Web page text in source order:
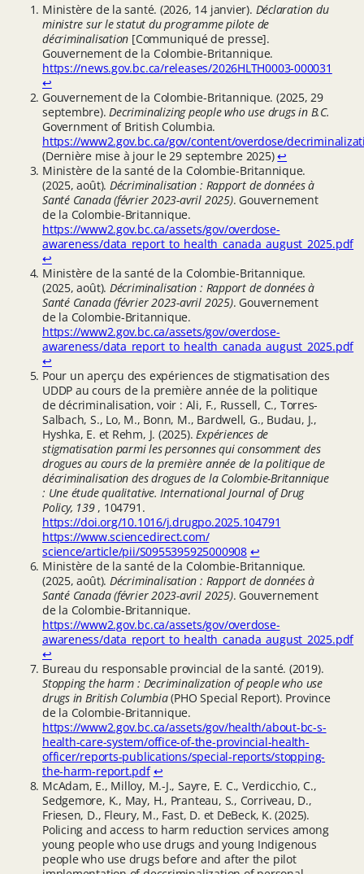
Ministère de la santé. (2026, 14 janvier). Déclaration du
ministre sur le statut du programme pilote de
décriminalisation [Communiqué de presse].
Gouvernement de la Colombie-Britannique.
https://news.gov.bc.ca/releases/2026HLTH0003-000031
↩︎
Gouvernement de la Colombie-Britannique. (2025, 29
septembre). Decriminalizing people who use drugs in B.C.
Government of British Columbia.
https://www2.gov.bc.ca/gov/content/overdose/
(Dernière mise à jour le 29 septembre 2025)↩︎
Ministère de la santé de la Colombie-Britannique.
(2025, août). Décriminalisation : Rapport de données à
Santé Canada (février 2023-avril 2025). Gouvernement
de la Colombie-Britannique.
https://www2.gov.bc.ca/assets/gov/overdose-
awareness/data_report_to_health_canada_august_2025.pdf
↩︎
Ministère de la santé de la Colombie-Britannique.
(2025, août). Décriminalisation : Rapport de données à
Santé Canada (février 2023-avril 2025). Gouvernement
de la Colombie-Britannique.
https://www2.gov.bc.ca/assets/gov/overdose-
awareness/data_report_to_health_canada_august_2025.pdf
↩︎
Pour un aperçu des expériences de stigmatisation des
UDDP au cours de la première année de la politique
de décriminalisation, voir : Ali, F., Russell, C., Torres-
Salbach, S., Lo, M., Bonn, M., Bardwell, G., Budau, J.,
Hyshka, E. et Rehm, J. (2025). Expériences de
stigmatisation parmi les personnes qui consomment des
drogues au cours de la première année de la politique de
décriminalisation des drogues de la Colombie-Britannique
: Une étude qualitative. International Journal of Drug
Policy, 139 , 104791.
https://doi.org/10.1016/j.drugpo.2025.104791
https://www.sciencedirect.com/
science/article/pii/S0955395925000908 ↩︎
Ministère de la santé de la Colombie-Britannique.
(2025, août). Décriminalisation : Rapport de données à
Santé Canada (février 2023-avril 2025). Gouvernement
de la Colombie-Britannique.
https://www2.gov.bc.ca/assets/gov/overdose-
awareness/data_report_to_health_canada_august_2025.pdf
↩︎
Bureau du responsable provincial de la santé. (2019).
Stopping the harm : Decriminalization of people who use
drugs in British Columbia(PHO Special Report). Province
de la Colombie-Britannique.
https://www2.gov.bc.ca/assets/gov/health/about-bc-s-
health-care-system/office-of-the-provincial-health-
officer/reports-publications/special-reports/stopping-
the-harm-report.pdf ↩︎
McAdam, E., Milloy, M.-J., Sayre, E. C., Verdicchio, C.,
Sedgemore, K., May, H., Pranteau, S., Corriveau, D.,
Friesen, D., Fleury, M., Fast, D. et DeBeck, K. (2025).
Policing and access to harm reduction services among
young people who use drugs and young Indigenous
people who use drugs before and after the pilot